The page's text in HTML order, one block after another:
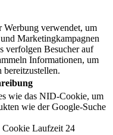
verwendet, um
Marketingkampagnen
verfolgen Besucher auf
Informationen, um
bereitzustellen.
wie das NID-Cookie, um
wie der Google-Suche
Cookie Laufzeit 24